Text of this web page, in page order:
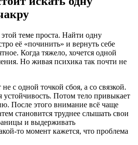
теме проста. Найти одну
её «починить» и вернуть себе
Когда тяжело, хочется одной
Но живая психика так почти не
с одной точкой сбоя, а со связкой.
устойчивость. Потом тело привыкает
После этого внимание всё чаще
становится труднее слышать свои
и выдерживать
то момент кажется, что проблема